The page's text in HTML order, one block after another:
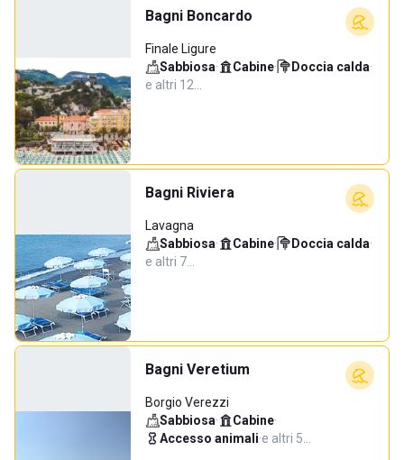
Bagni Boncardo
Finale Ligure
Sabbiosa· Cabine· Doccia calda·
e altri 12…
Bagni Riviera
Lavagna
Sabbiosa· Cabine· Doccia calda·
e altri 7…
Bagni Veretium
Borgio Verezzi
Sabbiosa· Cabine·
Accesso animali·e altri 5…